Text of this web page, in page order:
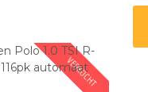
VERKOCHT